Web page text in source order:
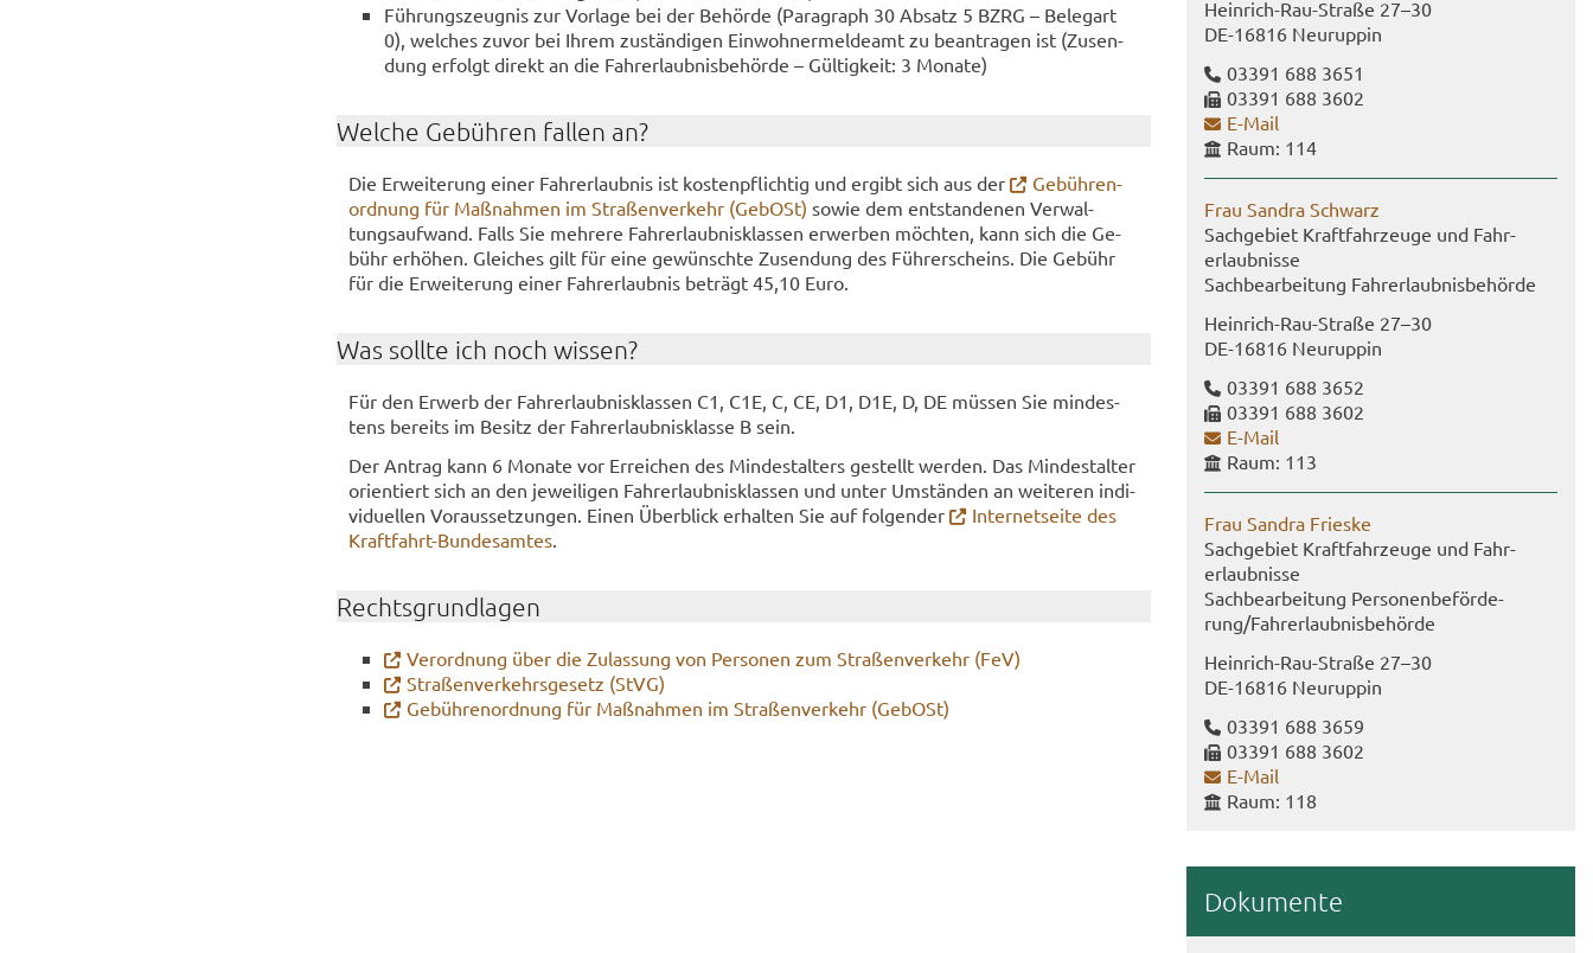
Füh­rungs­zeug­nis zur Vor­la­ge bei der Be­hör­de (Pa­ra­graph 30 Ab­satz 5 BZRG – Be­legart
0), wel­ches zuvor bei Ihrem zu­stän­di­gen Ein­woh­ner­mel­de­amt zu be­an­tra­gen ist (Zu­sen­
dung er­folgt di­rekt an die Fahr­erlaub­nis­be­hör­de – Gül­tig­keit: 3 Mo­na­te)
Wel­che Ge­büh­ren fal­len an?
Die Er­wei­te­rung einer Fahr­erlaub­nis ist kos­ten­pflich­tig und er­gibt sich aus der
Ge­büh­ren­
ord­nung für Maß­nah­men im Stra­ßen­ver­kehr (Ge­bOSt) sowie dem ent­stan­de­nen Ver­wal­
tungs­auf­wand. Falls Sie meh­re­re Fahr­erlaub­nis­klas­sen er­wer­ben möch­ten, kann sich die Ge­
bühr er­hö­hen. Glei­ches gilt für eine ge­wünsch­te Zu­sen­dung des Füh­rer­scheins. Die Ge­bühr
für die Er­wei­te­rung einer Fahr­erlaub­nis be­trägt 45,10 Euro.
Was soll­te ich noch wis­sen?
Für den Er­werb der Fahr­erlaub­nis­klas­sen C1, C1E, C, CE, D1, D1E, D, DE müs­sen Sie min­des­
tens be­reits im Be­sitz der Fahr­erlaub­nis­klas­se B sein.
Der An­trag kann 6 Mo­na­te vor Er­rei­chen des Min­dest­al­ters ge­stellt wer­den. Das Min­dest­al­ter
ori­en­tiert sich an den je­wei­li­gen Fahr­erlaub­nis­klas­sen und unter Um­stän­den an wei­te­ren in­di­
vi­du­el­len Vor­aus­set­zun­gen. Einen Über­blick er­hal­ten Sie auf fol­gen­der
In­ter­net­sei­te des
Kraftfahrt-​​Bun­des­am­tes.
Rechts­grund­la­gen
Ver­ord­nung über die Zu­las­sung von Per­so­nen zum Stra­ßen­ver­kehr (FeV)
Stra­ßen­ver­kehrs­ge­setz (StVG)
Ge­büh­ren­ord­nung für Maß­nah­men im Stra­ßen­ver­kehr (Ge­bOSt)
Heinrich-​Rau-Straße 27–30
DE-​16816 Neu­rup­pin
03391 688 3651
03391 688 3602
E-​Mail
Raum: 114
Frau San­dra Schwarz
Sach­ge­biet Kraft­fahr­zeu­ge und Fahr­
erlaub­nis­se
Sach­be­ar­bei­tung Fahr­erlaub­nis­be­hör­de
Heinrich-​Rau-Straße 27–30
DE-​16816 Neu­rup­pin
03391 688 3652
03391 688 3602
E-​Mail
Raum: 113
Frau San­dra Fries­ke
Sach­ge­biet Kraft­fahr­zeu­ge und Fahr­
erlaub­nis­se
Sach­be­ar­bei­tung Per­so­nen­be­för­de­
rung/Fahr­erlaub­nis­be­hör­de
Heinrich-​Rau-Straße 27–30
DE-​16816 Neu­rup­pin
03391 688 3659
03391 688 3602
E-​Mail
Raum: 118
Do­ku­men­te